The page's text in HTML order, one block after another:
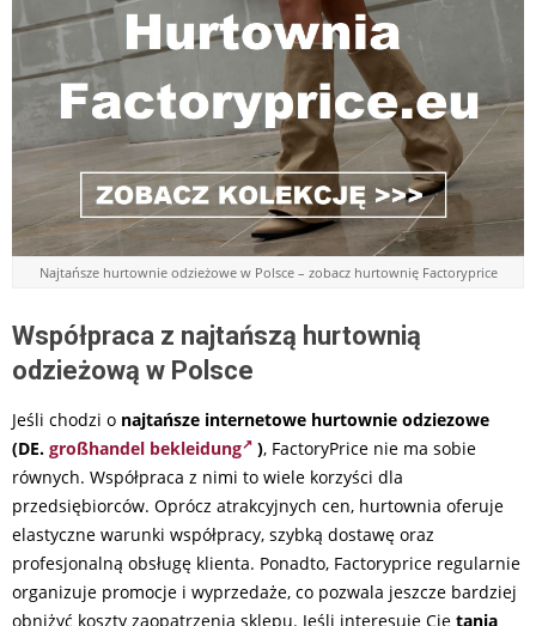
Najtańsze hurtownie odzieżowe w Polsce – zobacz hurtownię Factoryprice
Współpraca z najtańszą hurtownią
odzieżową w Polsce
Jeśli chodzi o najtańsze internetowe hurtownie odziezowe
(DE. großhandel bekleidung ), FactoryPrice nie ma sobie
równych. Współpraca z nimi to wiele korzyści dla
przedsiębiorców. Oprócz atrakcyjnych cen, hurtownia oferuje
elastyczne warunki współpracy, szybką dostawę oraz
profesjonalną obsługę klienta. Ponadto, Factoryprice regularnie
organizuje promocje i wyprzedaże, co pozwala jeszcze bardziej
obniżyć koszty zaopatrzenia sklepu. Jeśli interesuje Cię tania